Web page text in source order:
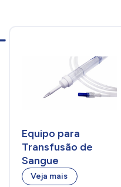
Equipo para
Transfusão de
Sangue
Veja mais